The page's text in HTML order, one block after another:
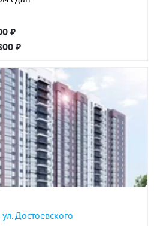
₽
₽
Достоевского